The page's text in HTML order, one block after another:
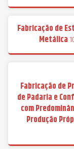
Fabricação de
Metálica
Fabricação de
de Padaria e
com
Produção